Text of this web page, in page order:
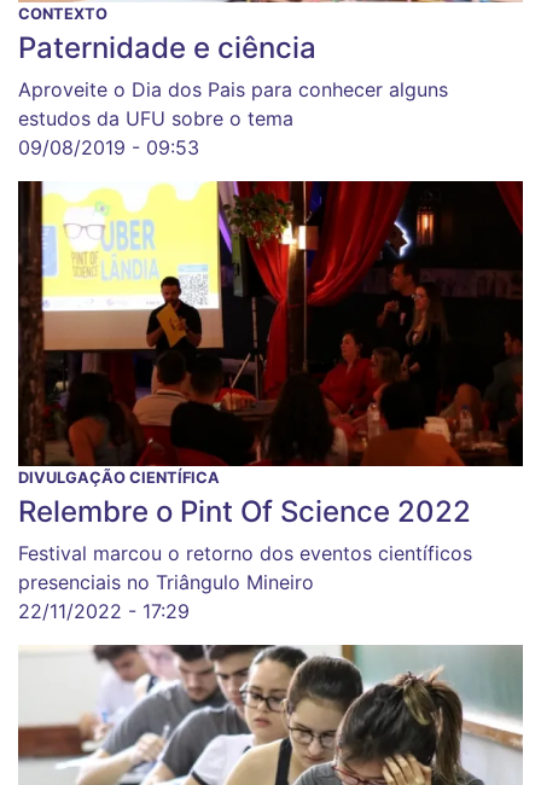
CONTEXTO
Paternidade e ciência
Aproveite o Dia dos Pais para conhecer alguns
estudos da UFU sobre o tema
09/08/2019 - 09:53
DIVULGAÇÃO CIENTÍFICA
Relembre o Pint Of Science 2022
Festival marcou o retorno dos eventos científicos
presenciais no Triângulo Mineiro
22/11/2022 - 17:29